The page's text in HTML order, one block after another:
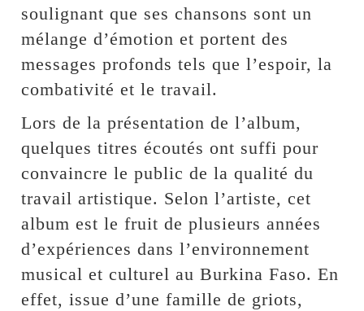
soulignant que ses chansons sont un
mélange d’émotion et portent des
messages profonds tels que l’espoir, la
combativité et le travail.
Lors de la présentation de l’album,
quelques titres écoutés ont suffi pour
convaincre le public de la qualité du
travail artistique. Selon l’artiste, cet
album est le fruit de plusieurs années
d’expériences dans l’environnement
musical et culturel au Burkina Faso. En
effet, issue d’une famille de griots,